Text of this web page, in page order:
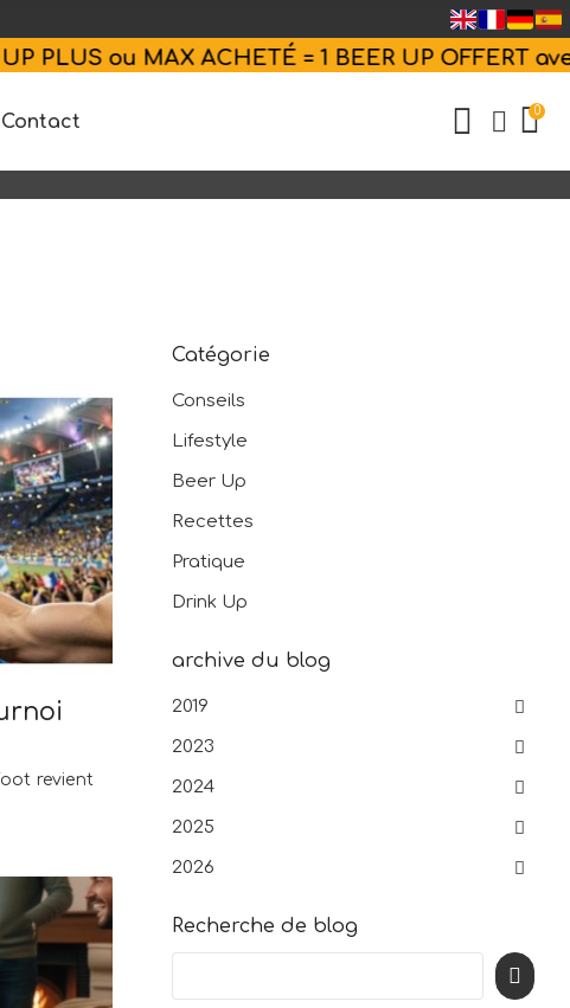
ACHETÉ = 1 BEER UP OFFERT avecCODE 1=2
Contact
0
revient
Catégorie
Conseils
Lifestyle
Beer Up
Recettes
Pratique
Drink Up
archive du blog
2019
2023
2024
2025
2026
Recherche de blog